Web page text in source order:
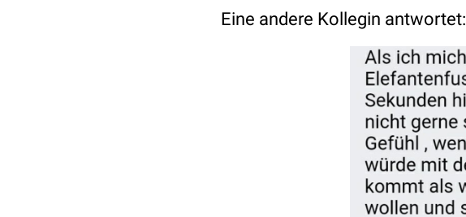
Eine andere Kollegin antwortet: